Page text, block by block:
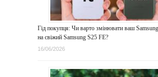
Гід покупця: Чи варто змінювати ваш
на свіжий Samsung S25 FE?
16/06/2026